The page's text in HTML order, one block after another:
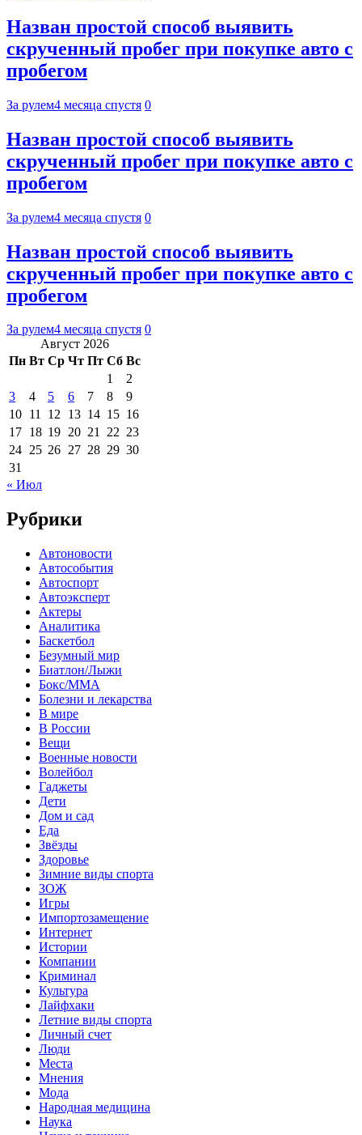
Назван простой способ выявить
скрученный пробег при покупке авто с
пробегом
За рулем4 месяца спустя 0
Назван простой способ выявить
скрученный пробег при покупке авто с
пробегом
За рулем4 месяца спустя 0
Назван простой способ выявить
скрученный пробег при покупке авто с
пробегом
За рулем4 месяца спустя 0
Август 2026
Пн Вт Ср Чт Пт Сб Вс
1
2
3
4 5 6 7 8
9
10 11 12 13 14 15 16
17 18 19 20 21 22 23
24 25 26 27 28 29 30
31
« Июл
Рубрики
Автоновости
Автособытия
Автоспорт
Автоэксперт
Актеры
Аналитика
Баскетбол
Безумный мир
Биатлон/Лыжи
Бокс/MMA
Болезни и лекарства
В мире
В России
Вещи
Военные новости
Волейбол
Гаджеты
Дети
Дом и сад
Еда
Звёзды
Здоровье
Зимние виды спорта
ЗОЖ
Игры
Импортозамещение
Интернет
Истории
Компании
Криминал
Культура
Лайфхаки
Летние виды спорта
Личный счет
Люди
Места
Мнения
Мода
Народная медицина
Наука